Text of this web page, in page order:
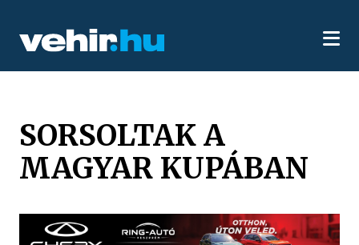
SORSOLTAK A
MAGYAR KUPÁBAN